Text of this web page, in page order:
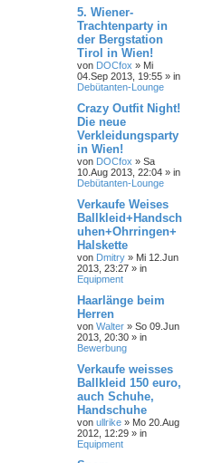
5. Wiener-
Trachtenparty in
der Bergstation
Tirol in Wien!
von DOCfox » Mi
04.Sep 2013, 19:55 » in
Debütanten-Lounge
Crazy Outfit Night!
Die neue
Verkleidungsparty
in Wien!
von DOCfox » Sa
10.Aug 2013, 22:04 » in
Debütanten-Lounge
Verkaufe Weises
Ballkleid+Handsch
uhen+Ohrringen+
Halskette
von Dmitry » Mi 12.Jun
2013, 23:27 » in
Equipment
Haarlänge beim
Herren
von Walter » So 09.Jun
2013, 20:30 » in
Bewerbung
Verkaufe weisses
Ballkleid 150 euro,
auch Schuhe,
Handschuhe
von ullrike » Mo 20.Aug
2012, 12:29 » in
Equipment